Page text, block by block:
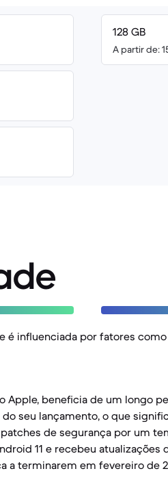
128 GB
A partir de:
é influenciada por fatores
Apple, beneficia de um longo
seu lançamento, o que
de segurança por um
11 e recebeu
a terminarem em fevereiro de